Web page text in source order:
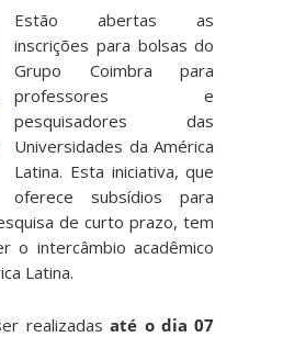
Estão abertas as
inscrições para bolsas do
Grupo Coimbra para
professores e
pesquisadores das
Universidades da América
Latina. Esta iniciativa, que
oferece subsídios para
de curto prazo, tem
o intercâmbio acadêmico
Latina.
realizadasaté o dia 07